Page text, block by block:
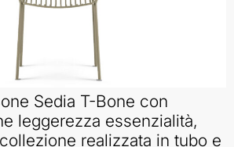
Sedia T-Bone con
leggerezza essenzialità,
realizzata in tubo e